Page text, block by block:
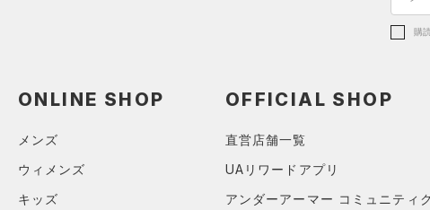
パーカー&トレーナー （0）
購
ONLINE SHOP
メンズ
ウィメンズ
キッズ
OFFICIAL SHOP
直営店舗一覧
UAリワードアプリ
アンダーアーマー コミュニティ